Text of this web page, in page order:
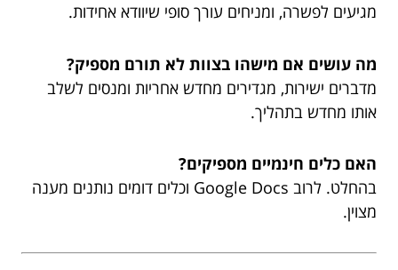
מגיעים לפשרה, ומניחים עורך סופי שיוודא אחידות.
מה עושים אם מישהו בצוות לא תורם מספיק?
מדברים ישירות, מגדירים מחדש אחריות ומנסים לשלב
אותו מחדש בתהליך.
האם כלים חינמיים מספיקים?
בהחלט. לרוב Google Docs וכלים דומים נותנים מענה
מצוין.